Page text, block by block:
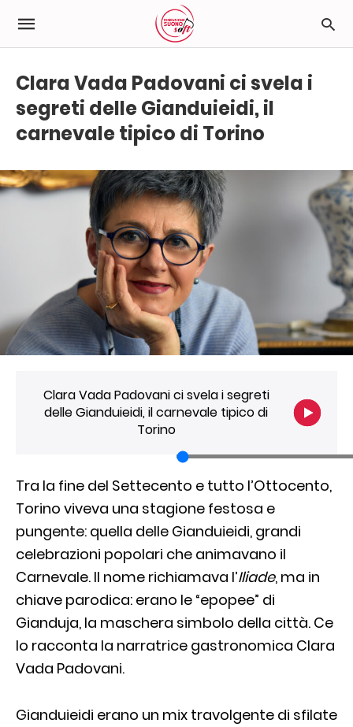
Clara Vada Padovani ci svela i
segreti delle Gianduieidi, il
carnevale tipico di Torino
Clara Vada Padovani ci svela i segreti
delle Gianduieidi, il carnevale tipico di
Torino
Tra la fine del Settecento e tutto l’Ottocento,
Torino viveva una stagione festosa e
pungente: quella delle Gianduieidi, grandi
celebrazioni popolari che animavano il
Carnevale. Il nome richiamava l’Iliade, ma in
chiave parodica: erano le “epopee” di
Gianduja, la maschera simbolo della città. Ce
lo racconta la narratrice gastronomica Clara
Vada Padovani.
Gianduieidi erano un mix travolgente di sfilate